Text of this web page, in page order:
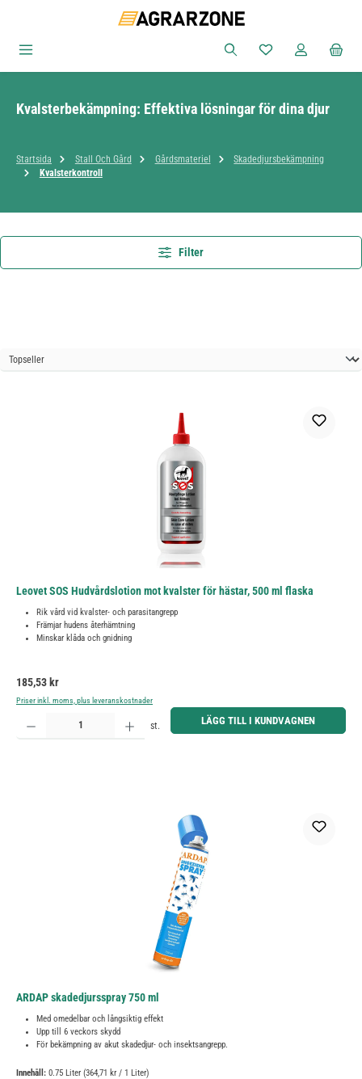
Du har 0 objekt i
Kvalsterbekämpning: Effektiva lösningar för dina djur
Startsida Stall Och Gård Gårdsmateriel
Skadedjursbekämpning
Kvalsterkontroll
Filter
Leovet SOS Hudvårdslotion mot kvalster för hästar, 500 ml flaska
Rik vård vid kvalster- och parasitangrepp
Främjar hudens återhämtning
Minskar klåda och gnidning
Ordinarie pris:
185,53 kr
Priser inkl. moms, plus leveranskostnader
Produktkvantitet: Ange önskat belopp eller använd knapparna för att öka eller minska kvantiteten.
st. LÄGG TILL I KUNDVAGNEN
ARDAP skadedjursspray 750 ml
Med omedelbar och långsiktig effekt
Upp till 6 veckors skydd
För bekämpning av akut skadedjur- och insektsangrepp.
Innehåll: 0.75 Liter (364,71 kr / 1 Liter)